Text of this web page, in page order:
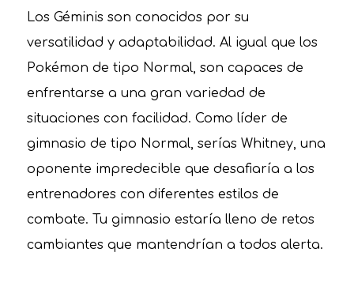
Los Géminis son conocidos por su
versatilidad y adaptabilidad. Al igual que los
Pokémon de tipo Normal, son capaces de
enfrentarse a una gran variedad de
situaciones con facilidad. Como líder de
gimnasio de tipo Normal, serías Whitney, una
oponente impredecible que desafiaría a los
entrenadores con diferentes estilos de
combate. Tu gimnasio estaría lleno de retos
cambiantes que mantendrían a todos alerta.